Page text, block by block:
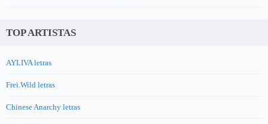
TOP ARTISTAS
AYLIVA letras
Frei.Wild letras
Chinese Anarchy letras